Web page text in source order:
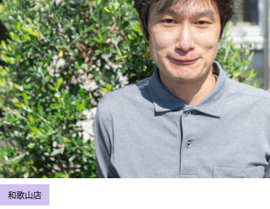
和歌山店